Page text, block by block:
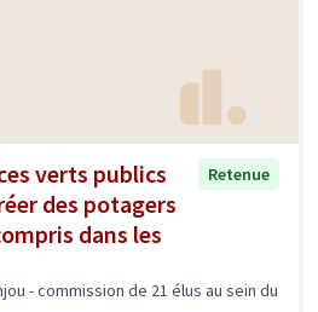
verts publics
des potagers
dans les
Retenue
- commission de 21 élus au sein du